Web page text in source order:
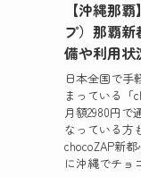
【沖縄那
プ）那覇
備や利用状
日本全国で手
まっている「
月額2980円で
なっている方
chocoZAP新
に沖縄でチョ